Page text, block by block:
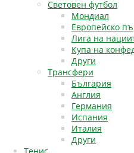
Световен футбол
Мондиал
Европейско
Лига на
Купа на
Други
Трансфери
България
Англия
Германия
Испания
Италия
Други